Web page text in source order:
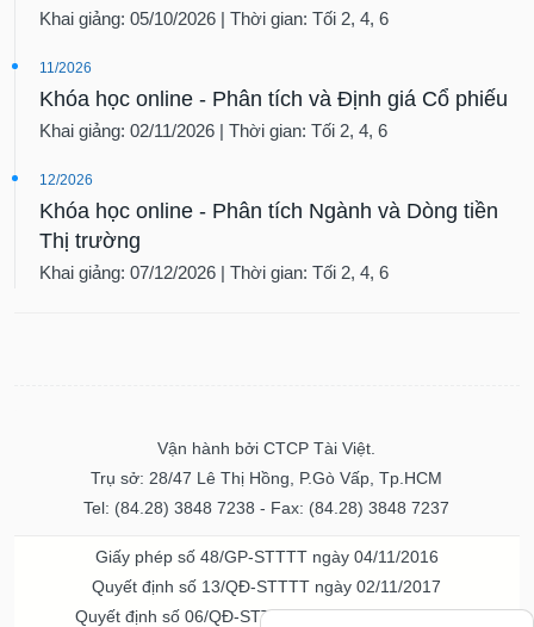
Khai giảng: 05/10/2026 | Thời gian: Tối 2, 4, 6
11/2026
Khóa học online - Phân tích và Định giá Cổ phiếu
Khai giảng: 02/11/2026 | Thời gian: Tối 2, 4, 6
12/2026
Khóa học online - Phân tích Ngành và Dòng tiền
Thị trường
Khai giảng: 07/12/2026 | Thời gian: Tối 2, 4, 6
Vận hành bởi CTCP Tài Việt.
Trụ sở: 28/47 Lê Thị Hồng, P.Gò Vấp, Tp.HCM
Tel: (84.28) 3848 7238 - Fax: (84.28) 3848 7237
Giấy phép số 48/GP-STTTT ngày 04/11/2016
Quyết định số 13/QĐ-STTTT ngày 02/11/2017
Quyết định số 06/QĐ-STTTT-ICP ngày 20/07/2023